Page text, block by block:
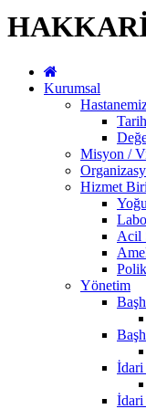
Kurumsal
Misyon /
Hizmet
Acil
Yönetim
İdari
İdari